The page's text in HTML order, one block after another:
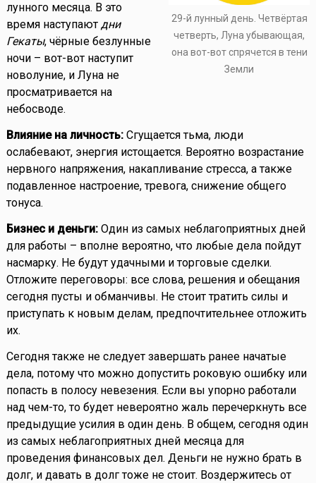
29-й лунный день. Четвёртая
четверть, Луна убывающая,
она вот-вот спрячется в тени
Земли
лунного месяца. В это
время наступают дни
Гекаты, чёрные безлунные
ночи – вот-вот наступит
новолуние, и Луна не
просматривается на
небосводе.
Влияние на личность:Сгущается тьма, люди
ослабевают, энергия истощается. Вероятно возрастание
нервного напряжения, накапливание стресса, а также
подавленное настроение, тревога, снижение общего
тонуса.
Бизнес и деньги:Один из самых неблагоприятных дней
для работы – вполне вероятно, что любые дела пойдут
насмарку. Не будут удачными и торговые сделки.
Отложите переговоры: все слова, решения и обещания
сегодня пусты и обманчивы. Не стоит тратить силы и
приступать к новым делам, предпочтительнее отложить
их.
Сегодня также не следует завершать ранее начатые
дела, потому что можно допустить роковую ошибку или
попасть в полосу невезения. Если вы упорно работали
над чем-то, то будет невероятно жаль перечеркнуть все
предыдущие усилия в один день. В общем, сегодня один
из самых неблагоприятных дней месяца для
проведения финансовых дел. Деньги не нужно брать в
долг, и давать в долг тоже не стоит. Воздержитесь от